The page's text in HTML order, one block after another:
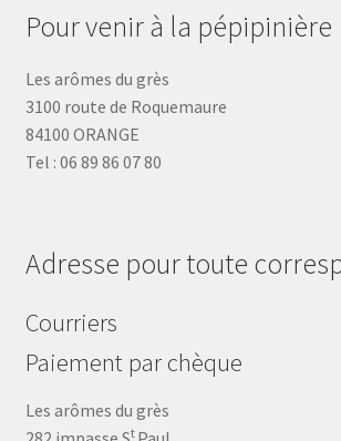
Pour venir à la pépipinière
Les arômes du grès
3100 route de Roquemaure
84100 ORANGE
Tel : 06 89 86 07 80
Adresse pour toute
Courriers
Paiement par chèque
Les arômes du grès
t